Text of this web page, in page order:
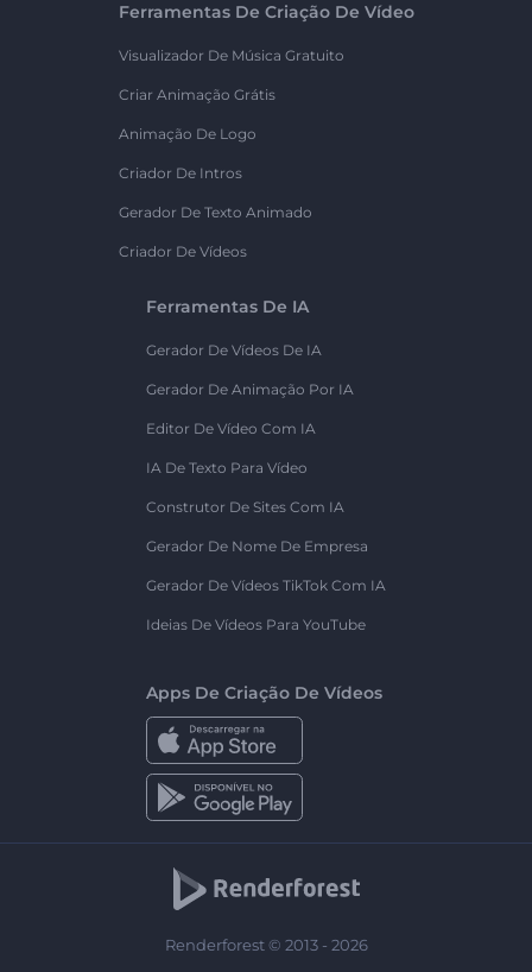
Ferramentas De Criação De Vídeo
Visualizador De Música Gratuito
Criar Animação Grátis
Animação De Logo
Criador De Intros
Gerador De Texto Animado
Criador De Vídeos
Ferramentas De IA
Gerador De Vídeos De IA
Gerador De Animação Por IA
Editor De Vídeo Com IA
IA De Texto Para Vídeo
Construtor De Sites Com IA
Gerador De Nome De Empresa
Gerador De Vídeos TikTok Com IA
Ideias De Vídeos Para YouTube
Apps De Criação De Vídeos
Renderforest © 2013 - 2026